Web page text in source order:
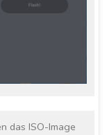
das ISO-Image